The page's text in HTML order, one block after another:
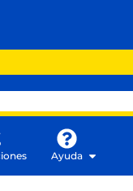
Ayuda